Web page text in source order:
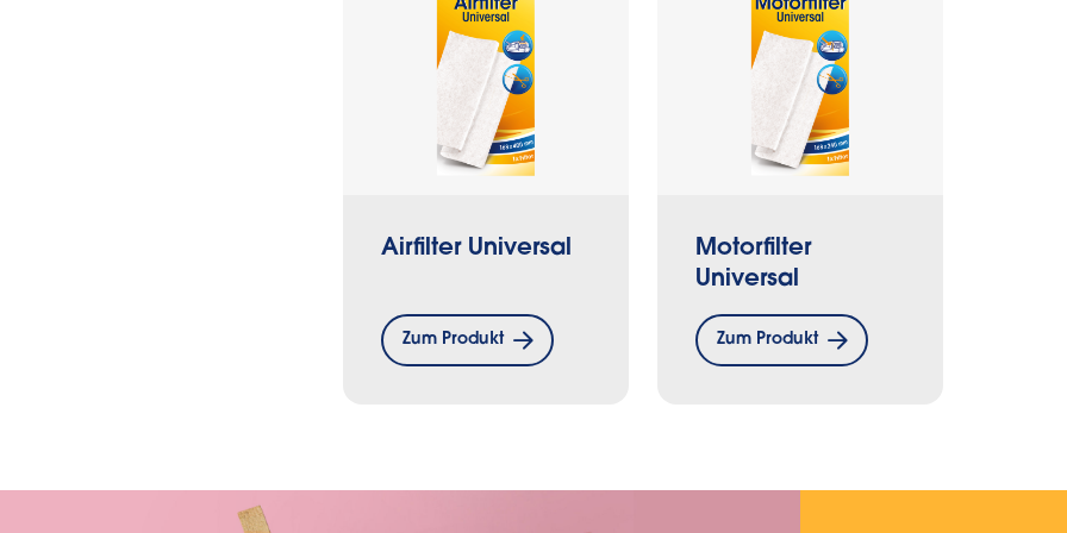
Airfilter Universal
Zum Produkt
Motorfilter
Universal
Zum Produkt